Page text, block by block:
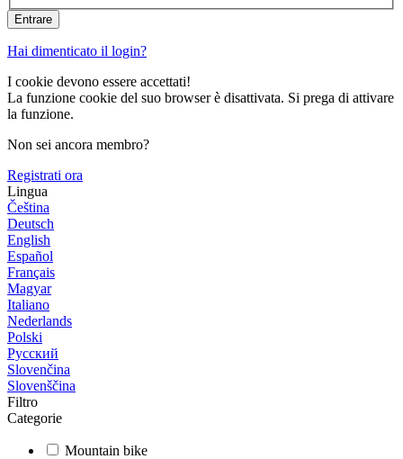
Hai dimenticato il login?
I cookie devono essere accettati!
La funzione cookie del suo browser è disattivata. Si prega di attivare
la funzione.
Non sei ancora membro?
Registrati ora
Lingua
Čeština
Deutsch
English
Español
Français
Magyar
Italiano
Nederlands
Polski
Русский
Slovenčina
Slovenščina
Filtro
Categorie
Mountain bike